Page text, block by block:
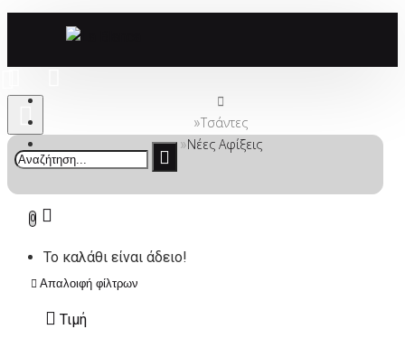
0
Το καλάθι είναι άδειο!
Τσάντες
Νέες Αφίξεις
Απαλοιφή φίλτρων
Τιμή